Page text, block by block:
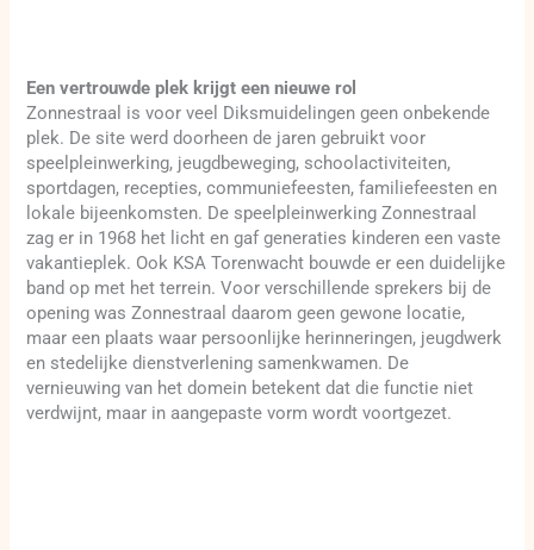
Een vertrouwde plek krijgt een nieuwe rol
Zonnestraal is voor veel Diksmuidelingen geen onbekende
plek. De site werd doorheen de jaren gebruikt voor
speelpleinwerking, jeugdbeweging, schoolactiviteiten,
sportdagen, recepties, communiefeesten, familiefeesten en
lokale bijeenkomsten. De speelpleinwerking Zonnestraal
zag er in 1968 het licht en gaf generaties kinderen een vaste
vakantieplek. Ook KSA Torenwacht bouwde er een duidelijke
band op met het terrein. Voor verschillende sprekers bij de
opening was Zonnestraal daarom geen gewone locatie,
maar een plaats waar persoonlijke herinneringen, jeugdwerk
en stedelijke dienstverlening samenkwamen. De
vernieuwing van het domein betekent dat die functie niet
verdwijnt, maar in aangepaste vorm wordt voortgezet.